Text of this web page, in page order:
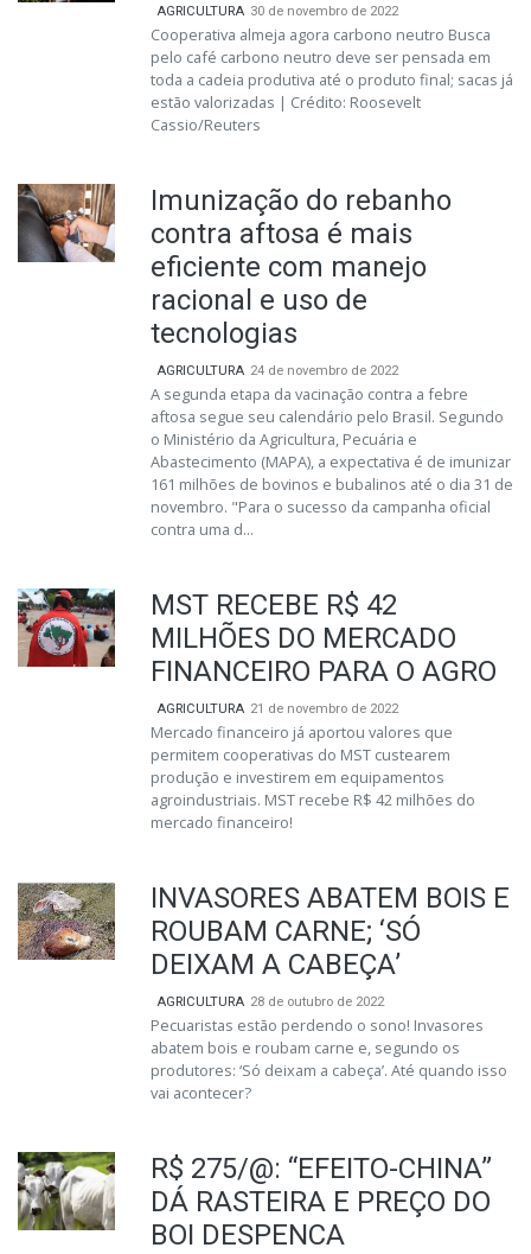
AGRICULTURA 30 de novembro de 2022
Cooperativa almeja agora carbono neutro Busca
pelo café carbono neutro deve ser pensada em
toda a cadeia produtiva até o produto final; sacas já
estão valorizadas | Crédito: Roosevelt
Cassio/Reuters
Imunização do rebanho
contra aftosa é mais
eficiente com manejo
racional e uso de
tecnologias
AGRICULTURA 24 de novembro de 2022
A segunda etapa da vacinação contra a febre
aftosa segue seu calendário pelo Brasil. Segundo
o Ministério da Agricultura, Pecuária e
Abastecimento (MAPA), a expectativa é de imunizar
161 milhões de bovinos e bubalinos até o dia 31 de
novembro. "Para o sucesso da campanha oficial
contra uma d...
MST RECEBE R$ 42
MILHÕES DO MERCADO
FINANCEIRO PARA O AGRO
AGRICULTURA 21 de novembro de 2022
Mercado financeiro já aportou valores que
permitem cooperativas do MST custearem
produção e investirem em equipamentos
agroindustriais. MST recebe R$ 42 milhões do
mercado financeiro!
INVASORES ABATEM BOIS E
ROUBAM CARNE; ‘SÓ
DEIXAM A CABEÇA’
AGRICULTURA 28 de outubro de 2022
Pecuaristas estão perdendo o sono! Invasores
abatem bois e roubam carne e, segundo os
produtores: ‘Só deixam a cabeça’. Até quando isso
vai acontecer?
R$ 275/@: “EFEITO-CHINA”
DÁ RASTEIRA E PREÇO DO
BOI DESPENCA